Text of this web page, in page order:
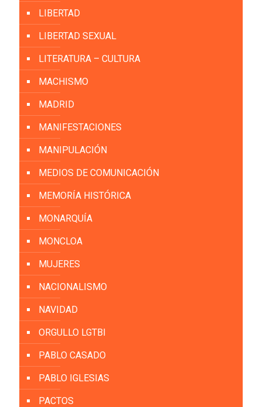
LIBERTAD
LIBERTAD SEXUAL
LITERATURA – CULTURA
MACHISMO
MADRID
MANIFESTACIONES
MANIPULACIÓN
MEDIOS DE COMUNICACIÓN
MEMORÍA HISTÓRICA
MONARQUÍA
MONCLOA
MUJERES
NACIONALISMO
NAVIDAD
ORGULLO LGTBI
PABLO CASADO
PABLO IGLESIAS
PACTOS